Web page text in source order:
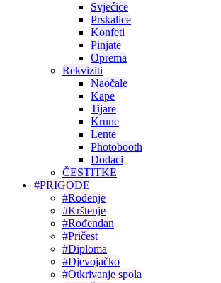
Svjećice
Prskalice
Konfeti
Pinjate
Oprema
Rekviziti
Naočale
Kape
Tijare
Krune
Lente
Photobooth
Dodaci
ČESTITKE
#PRIGODE
#Rođenje
#Krštenje
#Rođendan
#Pričest
#Diploma
#Djevojačko
#Otkrivanje spola